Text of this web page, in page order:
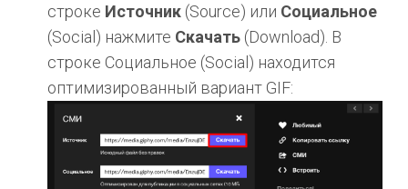
строке Источник (Source) или Социальное
(Social) нажмите Скачать (Download). В
строке Социальное (Social) находится
оптимизированный вариант GIF: